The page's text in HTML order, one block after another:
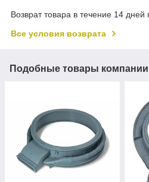
Возврат товара в течение 14 дней
Все условия возврата
Подобные товары компании